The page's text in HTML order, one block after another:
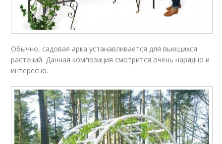
Обычно, садовая арка устанавливается для вьющихся
растений. Данная композиция смотрится очень нарядно и
интересно.